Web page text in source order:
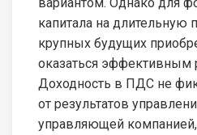
капитала на длительную
крупных будущих
оказаться эффективным
Доходность в ПДС не
от результатов
управляющей